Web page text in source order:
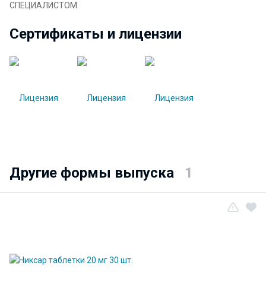
СПЕЦИАЛИСТОМ
Сертификаты и лицензии
Другие формы выпуска 1